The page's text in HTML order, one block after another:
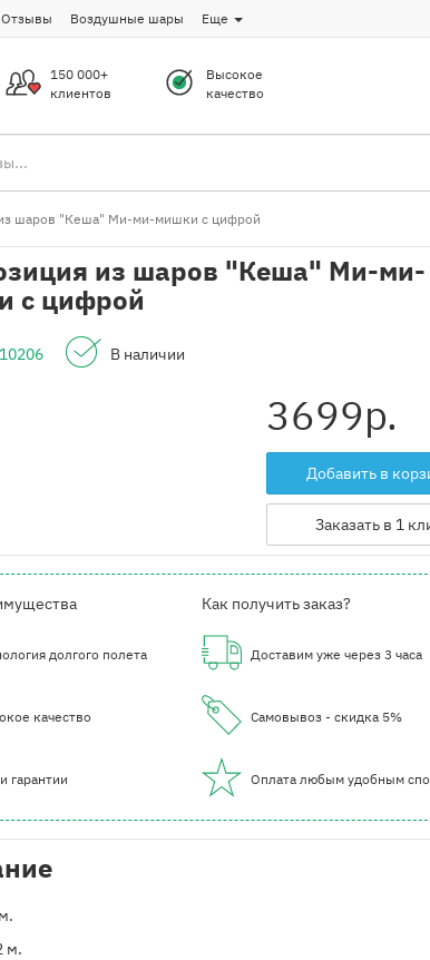
Отзывы Воздушные шары Еще
150 000+
клиентов
Высокое
качество
шаров "Кеша" Ми-ми-мишки с цифрой
из шаров "Кеша" Ми-ми-
с цифрой
10206 В наличии
3699р.
Добавить в
Заказать в 1
долгого полета
качество
гарантии
Как получить заказ?
Доставим уже через 3 часа
Самовывоз - скидка 5%
Оплата любым удобным
м.